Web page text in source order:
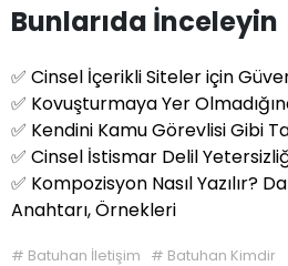
Bunlarıda İnceleyin
✅ Cinsel İçerikli Siteler için
✅ Kovuşturmaya Yer
✅ Kendini Kamu Görevlisi Gibi
✅ Cinsel İstismar Delil
✅ Kompozisyon Nasıl Yazılır?
Anahtarı, Örnekleri
# Batuhan İletişim # Batuhan Kimdir